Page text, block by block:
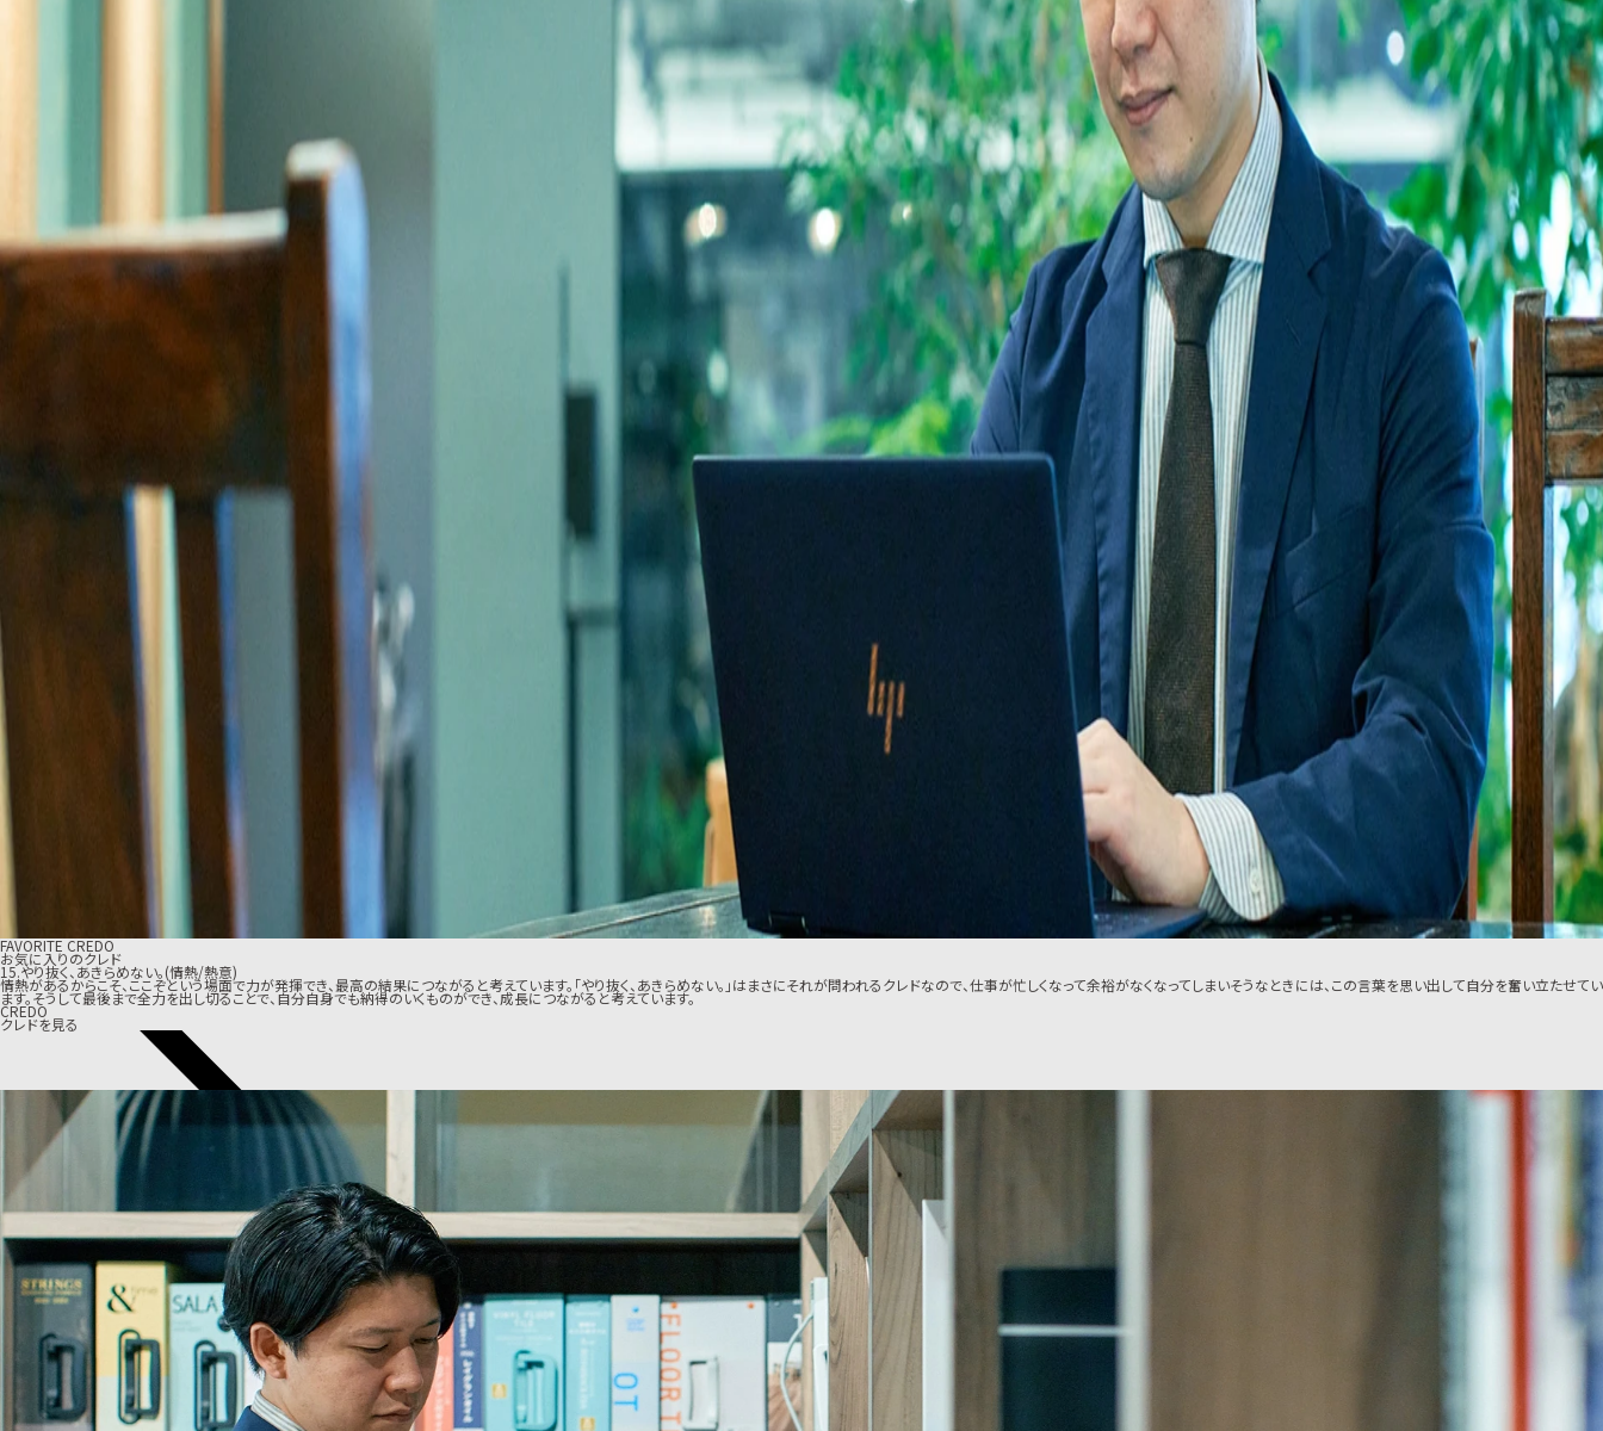
FAVORITE CREDO
お気に入りのクレド
15.やり抜く、あきらめない。(情熱/熱意)
情熱があるからこそ、ここぞという場面で力が発揮でき、最高の結果につながると考えています。「やり抜く、あきらめない。」はまさにそれが問われるクレドなので、仕事が忙しくなって余裕がなくなってしまいそうなときには、この言葉を思い出して自分を奮い立たせてい
ます。そうして最後まで全力を出し切ることで、自分自身でも納得のいくものができ、成長につながると考えています。
CREDO
クレドを見る